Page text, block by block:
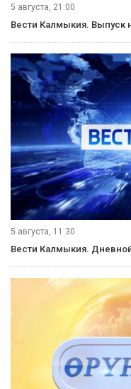
5 августа, 21:00
Вести Калмыкия. Выпуск
5 августа, 11:30
Вести Калмыкия.